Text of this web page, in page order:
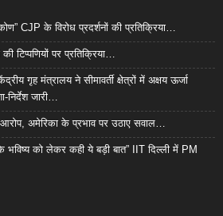
CJP के विरोध प्रदर्शनों की प्रतिक्रिया…
टिप्पणियों पर प्रतिक्रिया…
गृह मंत्रालय ने सीमावर्ती क्षेत्रों में अक्षय ऊर्जा
निर्देश जारी…
आरोप, अमेरिका के प्रभाव पर उठाए सवाल…
के भविष्य को लेकर कही ये बड़ी बात” IIT दिल्ली में PM